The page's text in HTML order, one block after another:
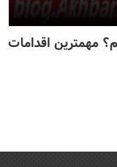
مهمترین اقدامات